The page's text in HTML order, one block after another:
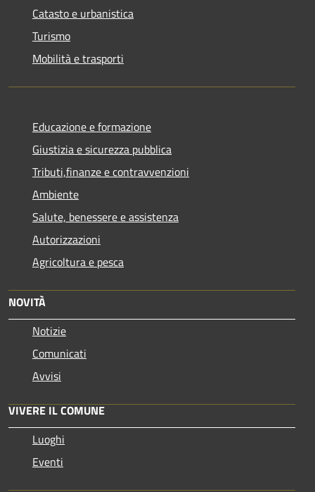
Catasto e urbanistica
Turismo
Mobilità e trasporti
Educazione e formazione
Giustizia e sicurezza pubblica
Tributi,finanze e contravvenzioni
Ambiente
Salute, benessere e assistenza
Autorizzazioni
Agricoltura e pesca
NOVITÀ
Notizie
Comunicati
Avvisi
VIVERE IL COMUNE
Luoghi
Eventi